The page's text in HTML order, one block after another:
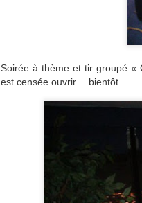
Soirée à thème et tir groupé «
est censée ouvrir… bientôt.